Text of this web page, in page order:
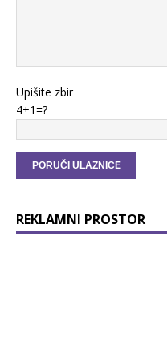
Upišite zbir
4+1=?
REKLAMNI PROSTOR